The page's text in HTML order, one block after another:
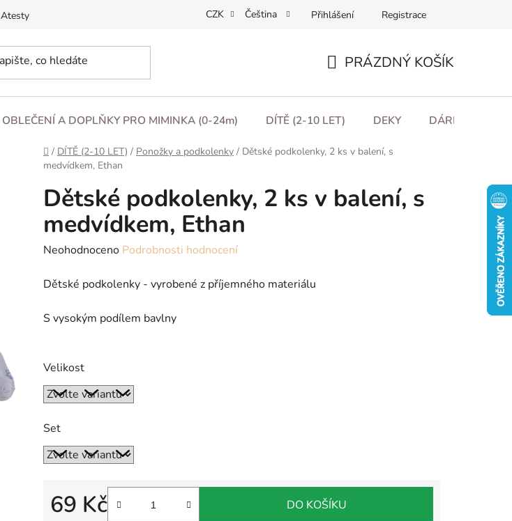
Atesty Obchodní podmínky Podmínky ochrany osobních údajů
CZK Čeština Přihlášení Registrace
KOŠÍK
PRÁZDNÝ KOŠÍK
OBLEČENÍ A DOPLŇKY PRO MIMINKA (0-24m) DÍTĚ (2-10 LET) DEKY DÁRKOVÉ
Domů
/ DÍTĚ (2-10 LET) / Ponožky a podkolenky / Dětské podkolenky, 2 ks v balení, s
medvídkem, Ethan
Dětské podkolenky, 2 ks v balení, s
medvídkem, Ethan
Průměrné
produktu
0,0
5
Neohodnoceno Podrobnosti hodnocení
Dětské podkolenky - vyrobené z příjemného materiálu
S vysokým podílem bavlny
Velikost
Set
69 Kč DO KOŠÍKU